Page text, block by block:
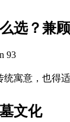
选？兼
93
寓意，也得
文化